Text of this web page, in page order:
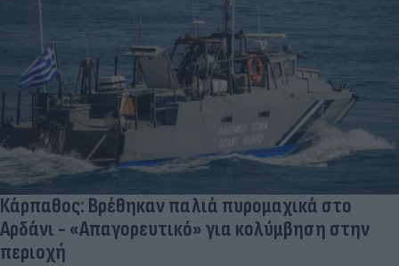
Κάρπαθος: Βρέθηκαν παλιά πυρομαχικά στο
Αρδάνι - «Απαγορευτικό» για κολύμβηση στην
περιοχή